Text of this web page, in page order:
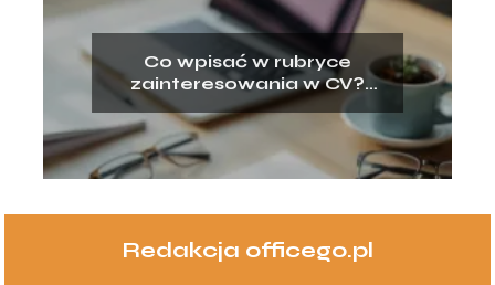
Co wpisać w rubryce
zainteresowania w CV?
Przykłady
Redakcja officego.pl